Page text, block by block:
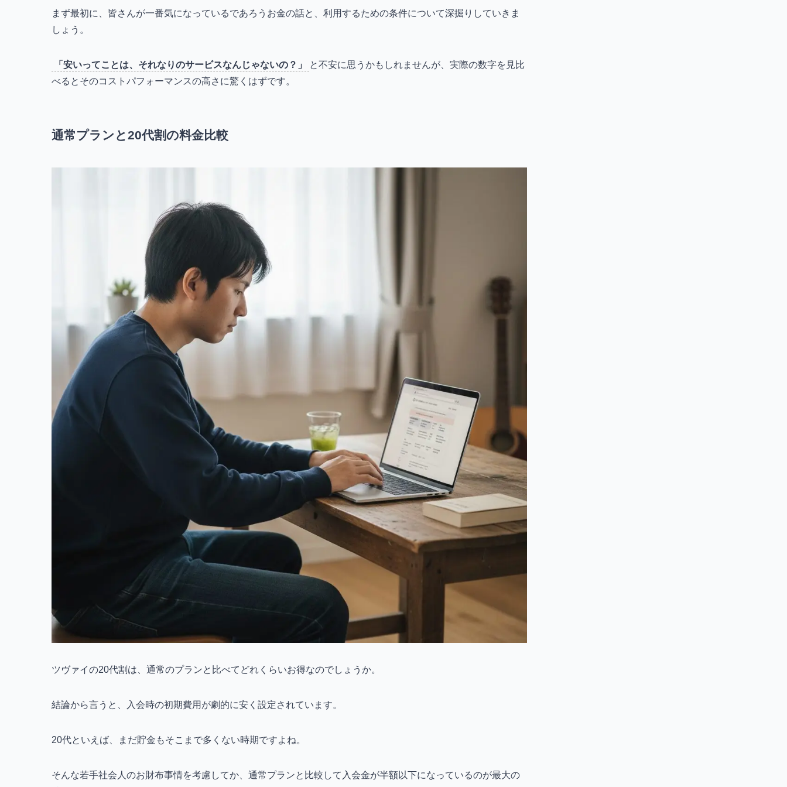
まず最初に、皆さんが一番気になっているであろうお金の話と、利用するための条件について深掘りしていきま
しょう。
「安いってことは、それなりのサービスなんじゃないの？」
と不安に思うかもしれませんが、実際の数字を見比
べるとそのコストパフォーマンスの高さに驚くはずです。
通常プランと20代割の料金比較
ツヴァイの20代割は、通常のプランと比べてどれくらいお得なのでしょうか。
結論から言うと、入会時の初期費用が劇的に安く設定されています。
20代といえば、まだ貯金もそこまで多くない時期ですよね。
そんな若手社会人のお財布事情を考慮してか、通常プランと比較して入会金が半額以下になっているのが最大の